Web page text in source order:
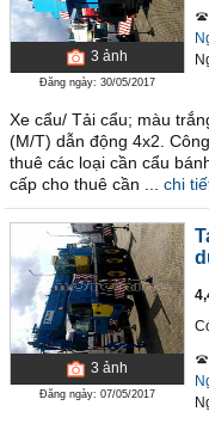
3 ảnh
Đăng ngày: 30/05/2017
Xe cẩu/ Tải cẩu; màu
(M/T) dẫn động 4x2.
thuê các loại cần cẩu
cấp cho thuê cần ...
chi
3 ảnh
Đăng ngày: 07/05/2017